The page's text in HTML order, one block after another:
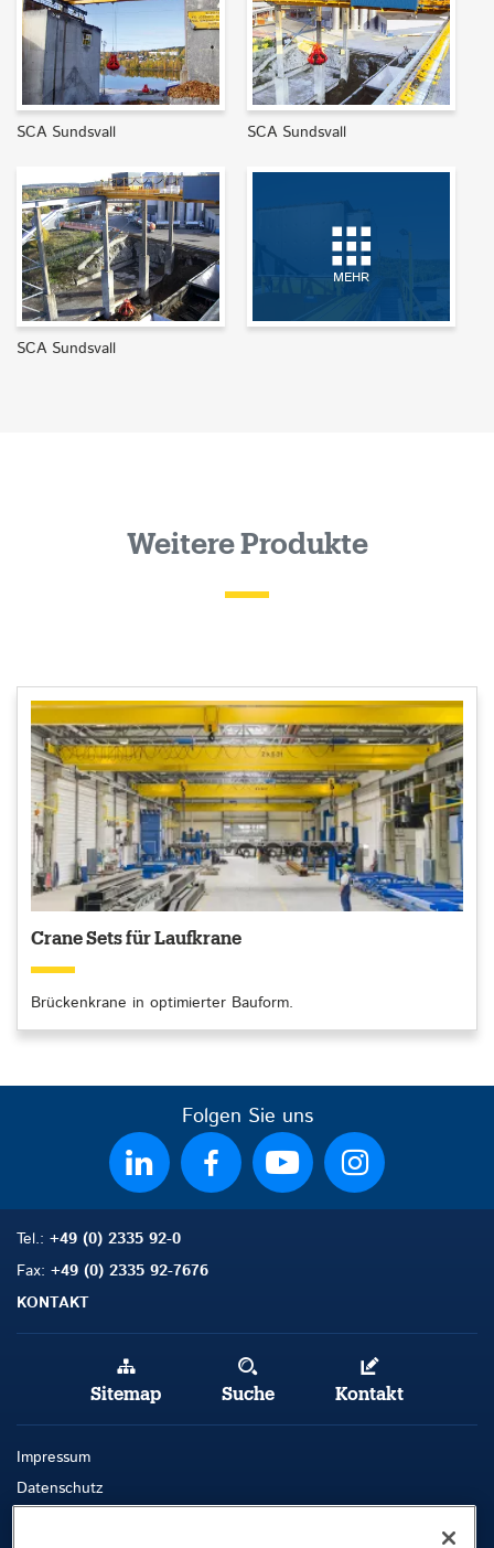
SCA Sundsvall SCA Sundsvall
SCA Sundsvall
MEHR
Weitere Produkte
Crane Sets für Laufkrane
Brückenkrane in optimierter Bauform.
Folgen Sie uns
Tel.: +49 (0) 2335 92-0
Fax: +49 (0) 2335 92-7676
KONTAKT
Impressum
Datenschutz
Sitemap Suche Kontakt